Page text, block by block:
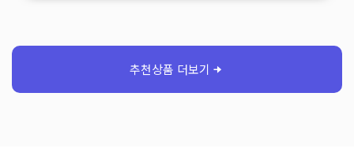
추천 라피트 편도 구매 난카이 라피트 오사카 메트로
세트 간사이 리무진 버스 편도 하루카 특급열차 편도
추천상품 더보기